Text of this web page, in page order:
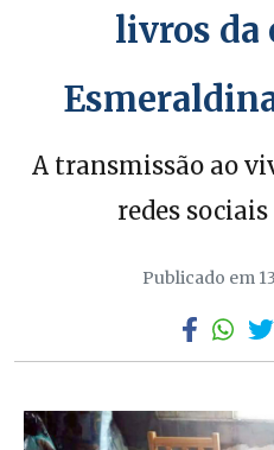
livros da
A transmissão ao
redes
Publicado em